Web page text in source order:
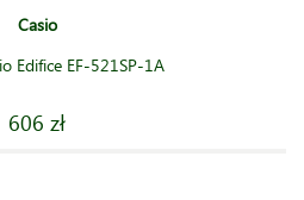
Casio
Edifice EF-521SP-1A
606 zł